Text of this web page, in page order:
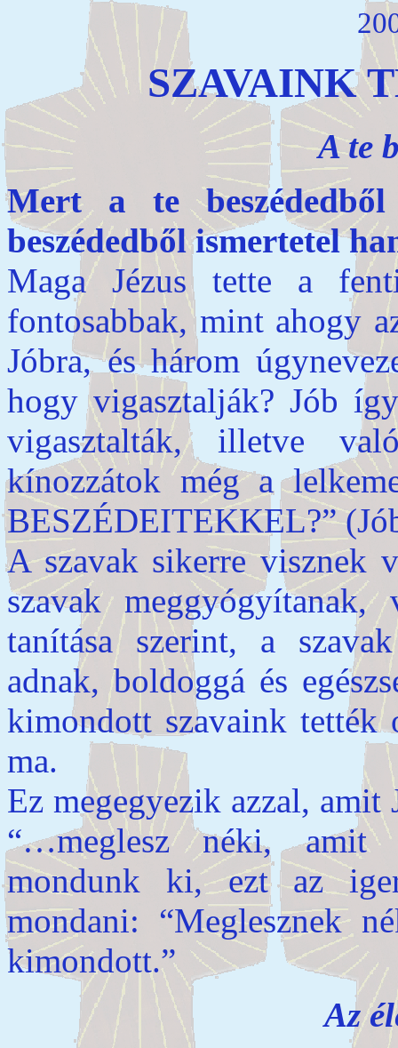
SZAVAINK
A te
Mert a te
beszédedből ismertetel
Maga Jézus tette a
fontosabbak, mint ahogy
Jóbra, és három
hogy vigasztalják? Jób
vigasztalták, illetve
kínozzátok még a
BESZÉDEITEKKEL?”
A szavak sikerre visznek
szavak
tanítása szerint, a
adnak, boldoggá és
kimondott szavaink tették
ma.
Ez megegyezik azzal,
“…meglesz néki, amit
mondunk ki, ezt az
mondani: “Meglesznek
kimondott.”
Az